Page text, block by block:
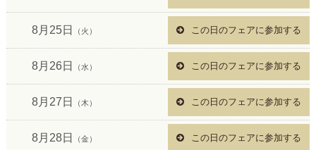
8月25日 （火） この日のフェアに参加する
8月26日 （水） この日のフェアに参加する
8月27日 （木） この日のフェアに参加する
8月28日 （金） この日のフェアに参加する